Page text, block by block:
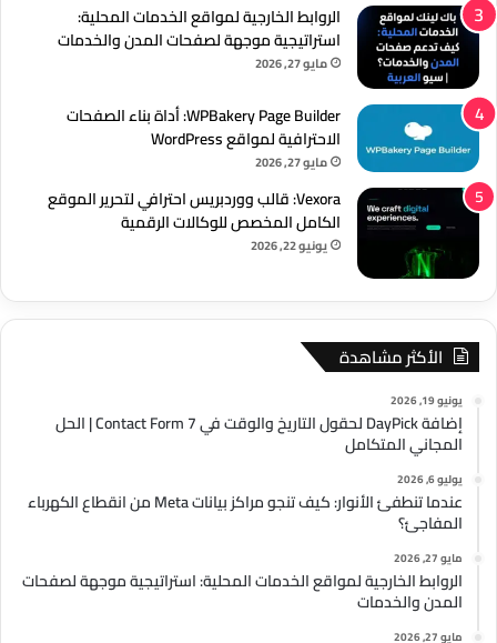
الروابط الخارجية لمواقع الخدمات المحلية:
استراتيجية موجهة لصفحات المدن والخدمات
مايو 27, 2026
WPBakery Page Builder: أداة بناء الصفحات
الاحترافية لمواقع WordPress
مايو 27, 2026
Vexora: قالب ووردبريس احترافي لتحرير الموقع
الكامل المخصص للوكالات الرقمية
يونيو 22, 2026
الأكثر مشاهدة
يونيو 19, 2026
إضافة DayPick لحقول التاريخ والوقت في Contact Form 7 | الحل
المجاني المتكامل
يوليو 6, 2026
عندما تنطفئ الأنوار: كيف تنجو مراكز بيانات Meta من انقطاع الكهرباء
المفاجئ؟
مايو 27, 2026
الروابط الخارجية لمواقع الخدمات المحلية: استراتيجية موجهة لصفحات
المدن والخدمات
مايو 27, 2026